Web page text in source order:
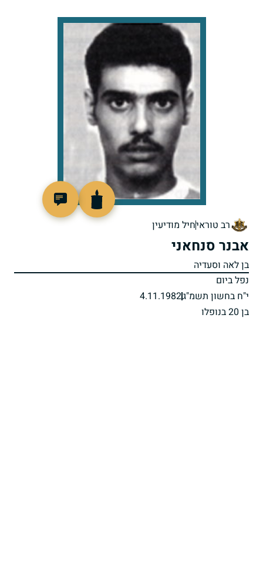
רב טוראיחיל מודיעין
אבנר סנחאני
בן לאה וסעדיה
נפל ביום
י"ח בחשון תשמ"ג4.11.1982
בן 20 בנופלו